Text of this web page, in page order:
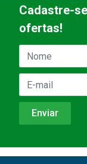
Cadastre-
ofertas!